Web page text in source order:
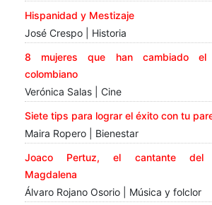
Hispanidad y Mestizaje
José Crespo | Historia
8 mujeres que han cambiado el
colombiano
Verónica Salas | Cine
Siete tips para lograr el éxito con tu
Maira Ropero | Bienestar
Joaco Pertuz, el cantante del
Magdalena
Álvaro Rojano Osorio | Música y folclor